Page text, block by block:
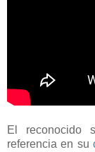
El reconocido
referencia en su